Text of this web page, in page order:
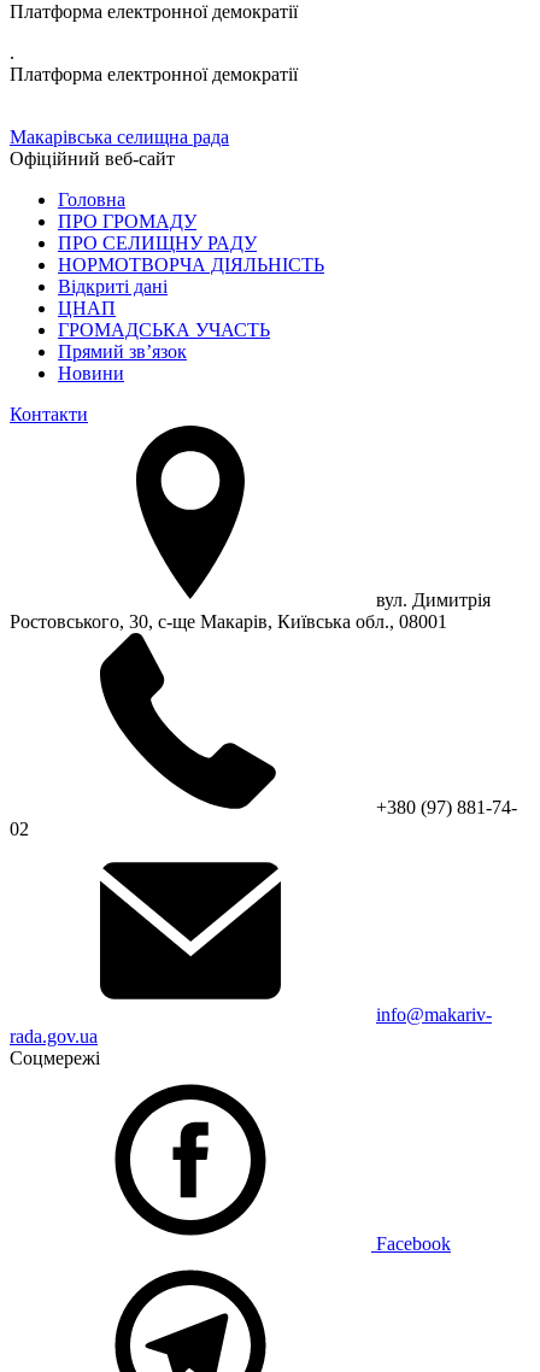
Платформа електронної демократії
.
Платформа електронної демократії
Макарівська селищна рада
Офіційний веб-сайт
Головна
ПРО ГРОМАДУ
ПРО СЕЛИЩНУ РАДУ
НОРМОТВОРЧА ДІЯЛЬНІСТЬ
Відкриті дані
ЦНАП
ГРОМАДСЬКА УЧАСТЬ
Прямий зв’язок
Новини
Контакти
вул. Димитрія
Ростовського, 30, с-ще Макарів, Київська обл., 08001
+380 (97) 881-74-
02
info@makariv-
rada.gov.ua
Соцмережі
Facebook